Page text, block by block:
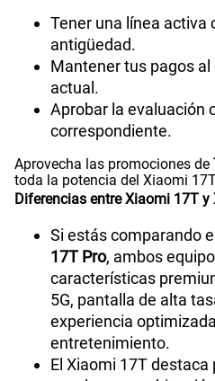
Tener una línea activa
antigüedad.
Mantener tus pagos
actual.
Aprobar la evaluación
correspondiente.
Aprovecha las promociones de
toda la potencia del Xiaomi
Diferencias entre Xiaomi 17T
Si estás comparando
17T Pro, ambos
características
5G, pantalla de alta
experiencia
entretenimiento.
El Xiaomi 17T destaca